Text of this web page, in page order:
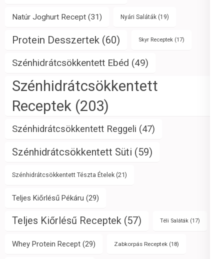
Natúr Joghurt Recept (31) Nyári Saláták (19)
Protein Desszertek (60) Skyr Receptek (17)
Szénhidrátcsökkentett Ebéd (49)
Szénhidrátcsökkentett
Receptek (203)
Szénhidrátcsökkentett Reggeli (47)
Szénhidrátcsökkentett Süti (59)
Szénhidrátcsökkentett Tészta Ételek (21)
Teljes Kiőrlésű Pékáru (29)
Teljes Kiőrlésű Receptek (57) Téli Saláták (17)
Whey Protein Recept (29) Zabkorpás Receptek (18)